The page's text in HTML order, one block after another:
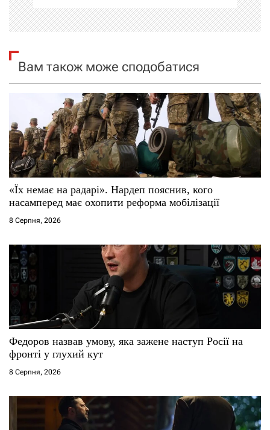
ц
і
я
з
п
и
с
і
в
Вам також може сподобатися
«Їх немає на радарі». Нардеп пояснив, кого
насамперед має охопити реформа мобілізації
8 Серпня, 2026
Федоров назвав умову, яка зажене наступ Росії на
фронті у глухий кут
8 Серпня, 2026